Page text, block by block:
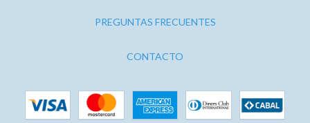
PREGUNTAS FRECUENTES
CONTACTO